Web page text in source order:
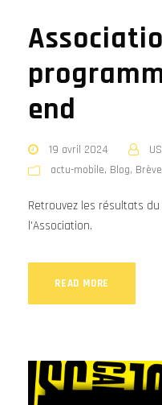
end
19 avril 2024
actu-mobile, Blog,
Retrouvez les résultats
l'Association.
READ MORE